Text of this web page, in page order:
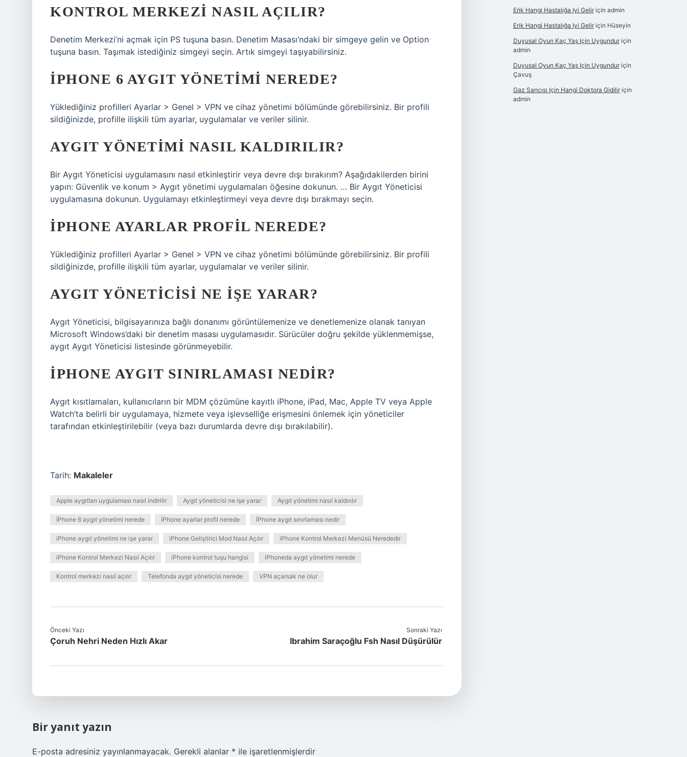
KONTROL MERKEZI NASIL AÇILIR?
Denetim Merkezi’ni açmak için PS tuşuna basın. Denetim Masası’ndaki bir simgeye gelin ve Option
tuşuna basın. Taşımak istediğiniz simgeyi seçin. Artık simgeyi taşıyabilirsiniz.
İPHONE 6 AYGIT YÖNETIMI NEREDE?
Yüklediğiniz profilleri Ayarlar > Genel > VPN ve cihaz yönetimi bölümünde görebilirsiniz. Bir profili
sildiğinizde, profille ilişkili tüm ayarlar, uygulamalar ve veriler silinir.
AYGIT YÖNETIMI NASIL KALDIRILIR?
Bir Aygıt Yöneticisi uygulamasını nasıl etkinleştirir veya devre dışı bırakırım? Aşağıdakilerden birini
yapın: Güvenlik ve konum > Aygıt yönetimi uygulamaları öğesine dokunun. … Bir Aygıt Yöneticisi
uygulamasına dokunun. Uygulamayı etkinleştirmeyi veya devre dışı bırakmayı seçin.
İPHONE AYARLAR PROFIL NEREDE?
Yüklediğiniz profilleri Ayarlar > Genel > VPN ve cihaz yönetimi bölümünde görebilirsiniz. Bir profili
sildiğinizde, profille ilişkili tüm ayarlar, uygulamalar ve veriler silinir.
AYGIT YÖNETICISI NE IŞE YARAR?
Aygıt Yöneticisi, bilgisayarınıza bağlı donanımı görüntülemenize ve denetlemenize olanak tanıyan
Microsoft Windows’daki bir denetim masası uygulamasıdır. Sürücüler doğru şekilde yüklenmemişse,
aygıt Aygıt Yöneticisi listesinde görünmeyebilir.
İPHONE AYGIT SINIRLAMASI NEDIR?
Aygıt kısıtlamaları, kullanıcıların bir MDM çözümüne kayıtlı iPhone, iPad, Mac, Apple TV veya Apple
Watch’ta belirli bir uygulamaya, hizmete veya işlevselliğe erişmesini önlemek için yöneticiler
tarafından etkinleştirilebilir (veya bazı durumlarda devre dışı bırakılabilir).
Tarih: Makaleler
Apple aygıtları uygulaması nasıl indirilir Aygıt yöneticisi ne işe yarar Aygıt yönetimi nasıl kaldırılır
İPhone 6 aygıt yönetimi nerede İPhone ayarlar profil nerede İPhone aygıt sınırlaması nedir
iPhone aygıt yönetimi ne işe yarar iPhone Geliştirici Mod Nasıl Açılır iPhone Kontrol Merkezi Menüsü Nerededir
iPhone Kontrol Merkezi Nasıl Açılır iPhone kontrol tuşu hangisi iPhoneda aygıt yönetimi nerede
Kontrol merkezi nasıl açılır Telefonda aygıt yöneticisi nerede VPN açarsak ne olur
Önceki Yazı
Çoruh Nehri Neden Hızlı Akar
Sonraki Yazı
Ibrahim Saraçoğlu Fsh Nasıl Düşürülür
Bir yanıt yazın
E-posta adresiniz yayınlanmayacak. Gerekli alanlar * ile işaretlenmişlerdir
Erik Hangi Hastalığa Iyi Geliriçin admin
Erik Hangi Hastalığa Iyi Geliriçin Hüseyin
Duyusal Oyun Kaç Yaş Için Uygunduriçin
admin
Duyusal Oyun Kaç Yaş Için Uygunduriçin
Çavuş
Gaz Sancısı Için Hangi Doktora Gidiliriçin
admin